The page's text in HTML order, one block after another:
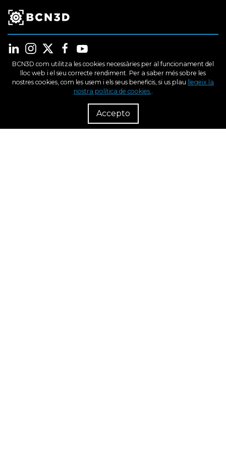
BCN3D.com utilitza les cookies necessàries per al funcionament del
lloc web i el seu correcte rendiment. Per a saber més sobre les
nostres cookies, com les usem i els seus beneficis, si us plau
llegeix la
nostra política de cookies..
Accepto